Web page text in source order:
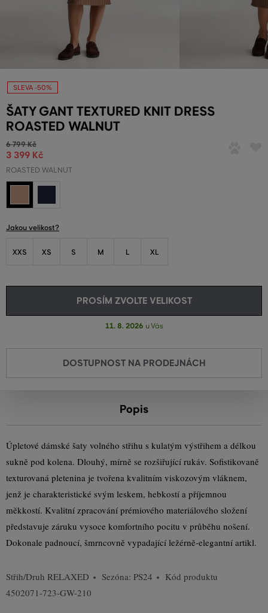
SLEVA -50%
ŠATY GANT TEXTURED KNIT DRESS
ROASTED WALNUT
6 799 Kč
3 399 Kč
ROASTED WALNUT
Jakou velikost?
XXS XS S M L XL
PROSÍM ZVOLTE VELIKOST
11. 8. 2026 u Vás
DOSTUPNOST NA PRODEJNÁCH
Popis
Úpletové dámské šaty volného střihu s kulatým výstřihem a délkou
sukně pod kolena. Dlouhý, mírně se rozšiřující rukáv. Sofistikovaně
texturovaná pletenina je tvořena kvalitním viskozovým vláknem,
jenž je charakteristické svým leskem, hebkostí a příjemnou
měkkostí. Kvalitní zpracování prémiového materiálového složení
představuje záruku vysoce komfortního pocitu v průběhu nošení.
Dokonale padnoucí, šmrncovně vypadající ležérně-elegantní artikl.
Střih/Druh RELAXED Sezóna: PS24
Kód produktu
4502071-723-GW-210